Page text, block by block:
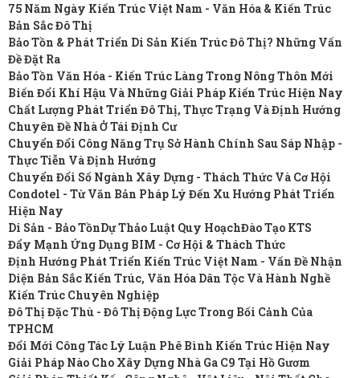
75 Năm Ngày Kiến Trúc Việt Nam - Văn Hóa & Kiến Trúc
Bản Sắc Đô Thị
Bảo Tồn & Phát Triển Di Sản Kiến Trúc Đô Thị? Những Vấn
Đề Đặt Ra
Bảo Tồn Văn Hóa - Kiến Trúc Làng Trong Nông Thôn Mới
Biến Đổi Khí Hậu Và Những Giải Pháp Kiến Trúc Hiện Nay
Chất Lượng Phát Triển Đô Thị, Thực Trạng Và Định Hướng
Chuyên Đề Nhà Ở Tái Định Cư
Chuyển Đổi Công Năng Trụ Sở Hành Chính Sau Sáp Nhập -
Thực Tiễn Và Định Hướng
Chuyển Đổi Số Ngành Xây Dựng - Thách Thức Và Cơ Hội
Condotel - Từ Văn Bản Pháp Lý Đến Xu Hướng Phát Triển
Hiện Nay
Di Sản - Bảo TồnDự Thảo Luật Quy HoạchĐào Tạo KTS
Đẩy Mạnh Ứng Dụng BIM - Cơ Hội & Thách Thức
Định Hướng Phát Triển Kiến Trúc Việt Nam - Vấn Đề Nhận
Diện Bản Sắc Kiến Trúc, Văn Hóa Dân Tộc Và Hành Nghề
Kiến Trúc Chuyên Nghiệp
Đô Thị Đặc Thù - Đô Thị Động Lực Trong Bối Cảnh Của
TPHCM
Đổi Mới Công Tác Lý Luận Phê Bình Kiến Trúc Hiện Nay
Giải Pháp Nào Cho Xây Dựng Nhà Ga C9 Tại Hồ Gươm